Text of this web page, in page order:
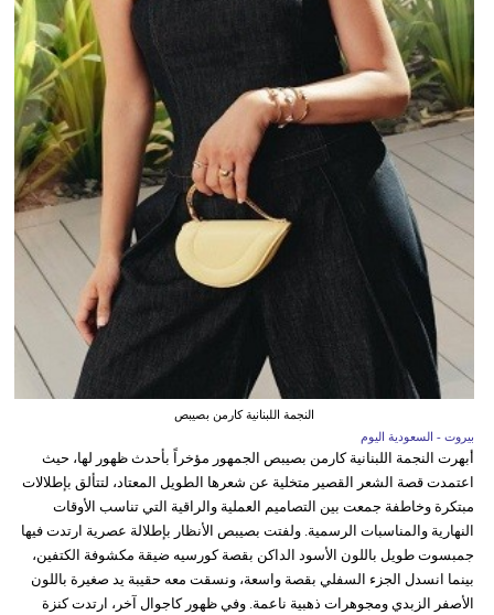
النجمة اللبنانية كارمن بصيبص
بيروت - السعودية اليوم
أبهرت النجمة اللبنانية كارمن بصيبص الجمهور مؤخراً بأحدث ظهور لها، حيث
اعتمدت قصة الشعر القصير متخلية عن شعرها الطويل المعتاد، لتتألق بإطلالات
مبتكرة وخاطفة جمعت بين التصاميم العملية والراقية التي تناسب الأوقات
النهارية والمناسبات الرسمية. ولفتت بصيبص الأنظار بإطلالة عصرية ارتدت فيها
جمبسوت طويل باللون الأسود الداكن بقصة كورسيه ضيقة مكشوفة الكتفين،
بينما انسدل الجزء السفلي بقصة واسعة، ونسقت معه حقيبة يد صغيرة باللون
الأصفر الزبدي ومجوهرات ذهبية ناعمة. وفي ظهور كاجوال آخر، ارتدت كنزة